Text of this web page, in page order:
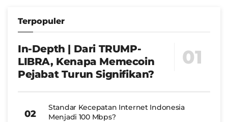
Terpopuler
In-Depth | Dari TRUMP-
LIBRA, Kenapa Memecoin
Pejabat Turun Signifikan?
Standar Kecepatan Internet Indonesia
Menjadi 100 Mbps?